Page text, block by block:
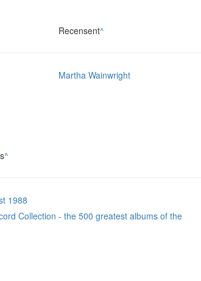
Recensent^
Martha Wainwright
^
1988
Collection - the 500 greatest albums of the